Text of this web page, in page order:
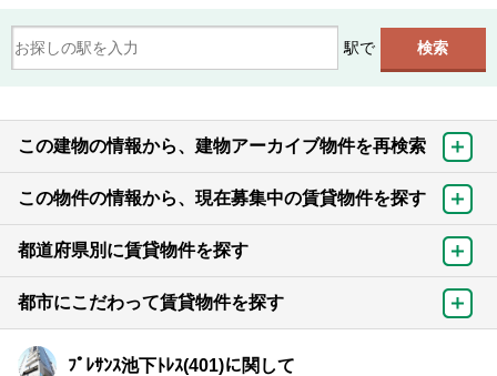
駅で
この建物の情報から、建物アーカイブ物件を再検索
この物件の情報から、現在募集中の賃貸物件を探す
都道府県別に賃貸物件を探す
都市にこだわって賃貸物件を探す
ﾌﾟﾚｻﾝｽ池下ﾄﾚｽ(401)に関して